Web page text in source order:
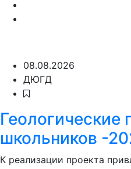
08.08.2026
ДЮГД
Геологические
школьников -
К реализации проекта